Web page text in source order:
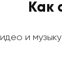
Как
и